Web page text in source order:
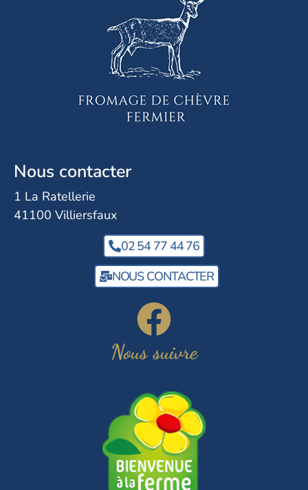
Nous contacter
1 La Ratellerie
41100 Villiersfaux
02 54 77 44 76
NOUS CONTACTER
Nous suivre